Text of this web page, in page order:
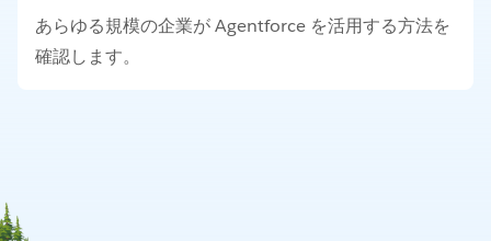
あらゆる規模の企業が Agentforce を活用する方法を
確認します。